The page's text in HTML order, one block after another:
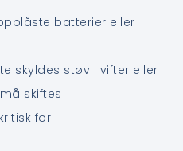
batterier eller
skyldes støv i vifter eller
skiftes
for